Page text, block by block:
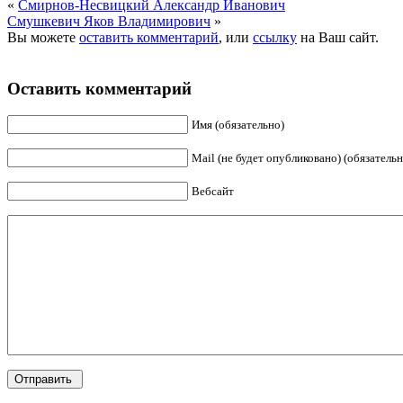
« Смирнов-Несвицкий Александр Иванович
Смушкевич Яков Владимирович »
Вы можете оставить комментарий, или ссылку на Ваш сайт.
Оставить комментарий
Имя (обязательно)
Mail (не будет опубликовано)
Вебсайт